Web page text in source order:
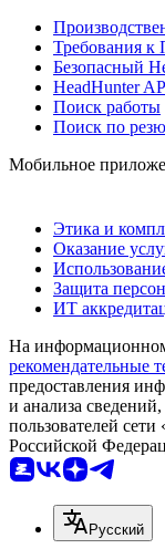
Требования к
Безопасный
HeadHunter
Поиск работы
Поиск по
Мобильное
Этика и
Оказание
Защита
ИТ
На
рекомендательные
предоставления
и анализа
пользователей
Российской
Русский